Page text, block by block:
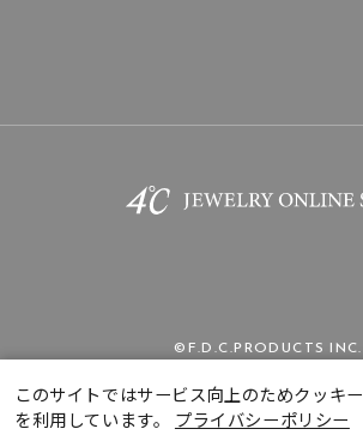
©F.D.C.PRODUCTS INC.
このサイトではサービス向上のためクッキー
を利用しています。 プライバシーポリシー